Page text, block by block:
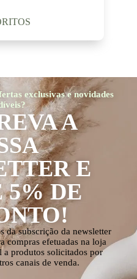
exclusivas e novidades
A
E
5% DE
da subscrição da newsletter
compras efetuadas na loja
a produtos solicitados por
canais de venda.